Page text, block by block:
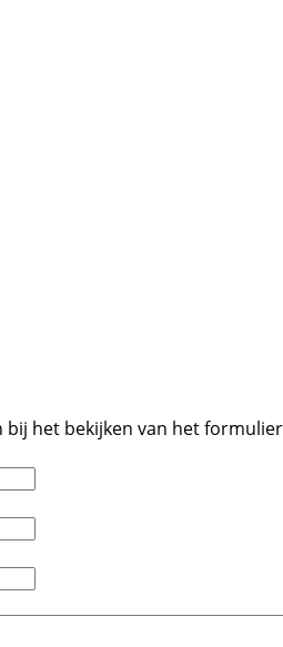
bij het bekijken van het formulier